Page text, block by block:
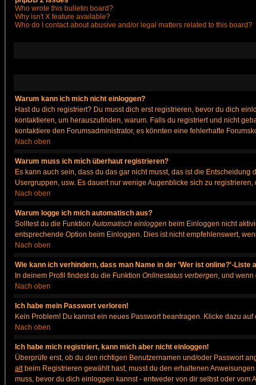
Who wrote this bulletin board?
Why isn't X feature available?
Who do I contact about abusive and/or legal matters related to this board?
Warum kann ich mich nicht einloggen?
Hast du dich registriert? Du musst dich erst registrieren, bevor du dich
kontaktieren, um herauszufinden, warum. Falls du registriert und nicht
kontaktiere den Forumsadministrator, es könnten eine fehlerhafte
Nach oben
Warum muss ich mich überhaut registrieren?
Es kann auch sein, dass du das gar nicht musst, das ist die
Usergruppen, usw. Es dauert nur wenige Augenblicke sich zu registrieren,
Nach oben
Warum logge ich mich automatisch aus?
Solltest du die FunktionAutomatisch einloggen beim Einloggen nicht
entsprechende Option beim Einloggen. Dies ist nicht empfehlenswert,
Nach oben
Wie kann ich verhindern, dass man Name in der 'Wer ist online?'-Liste
In deinem Profil findest du die Funktion Onlinestatus verbergen, und wenn
Nach oben
Ich habe mein Passwort verloren!
Kein Problem! Du kannst ein neues Passwort beantragen. Klicke dazu
Nach oben
Ich habe mich registriert, kann mich aber nicht einloggen!
Überprüfe erst, ob du den richtigen Benutzernamen und/oder Passwort
altbeim Registrieren gewählt hast, musst du den erhaltenen
muss, bevor du dich einloggen kannst - entweder von dir selbst oder